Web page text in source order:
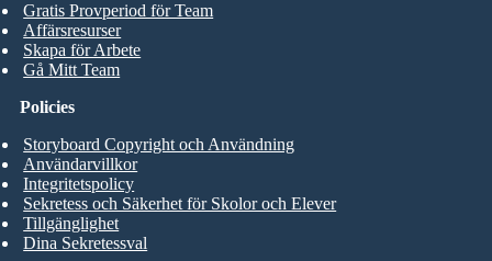
Gratis Provperiod för Team
Affärsresurser
Skapa för Arbete
Gå Mitt Team
Policies
Storyboard Copyright och Användning
Användarvillkor
Integritetspolicy
Sekretess och Säkerhet för Skolor och Elever
Tillgänglighet
Dina Sekretessval